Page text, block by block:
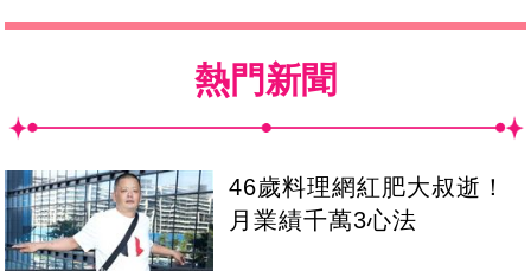
熱門新聞
46歲料理網紅肥大叔逝！
月業績千萬3心法